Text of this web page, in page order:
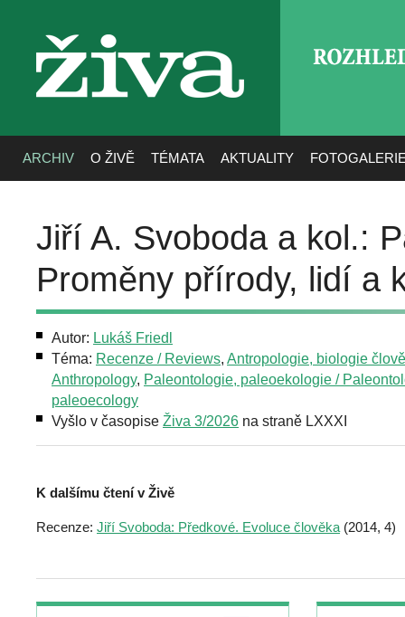
živa
ARCHIV O ŽIVĚ TÉMATA AKTUALITY
Jiří A. Svoboda a kol.:
Proměny přírody, lidí a
Autor: Lukáš Friedl
Téma: Recenze / Reviews, Antropologie, biologie
Anthropology, Paleontologie, paleoekologie /
paleoecology
Vyšlo v časopise Živa 3/2026 na straně LXXXI
K dalšímu čtení v Živě
Recenze: Jiří Svoboda: Předkové. Evoluce člověka (2014, 4)